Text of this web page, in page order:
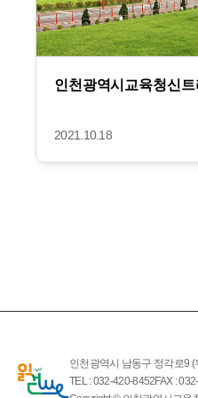
인천광역시교육청신
2021.10.18
인천광역시 남동구 정각로9
TEL : 032-420-8452FAX :